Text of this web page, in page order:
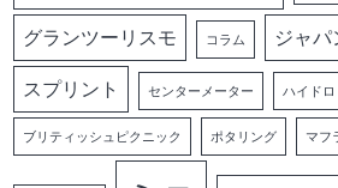
グランツーリスモ コラム ジャパ
スプリント センターメーター ハイドロ
ブリティッシュピクニック ポタリング マフ